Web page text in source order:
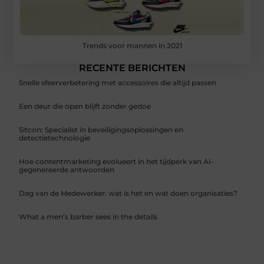
Trends voor mannen in 2021
RECENTE BERICHTEN
Snelle sfeerverbetering met accessoires die altijd passen
Een deur die open blijft zonder gedoe
Sitcon: Specialist in beveiligingsoplossingen en
detectietechnologie
Hoe contentmarketing evolueert in het tijdperk van AI-
gegenereerde antwoorden
Dag van de Medewerker: wat is het en wat doen organisaties?
What a men’s barber sees in the details